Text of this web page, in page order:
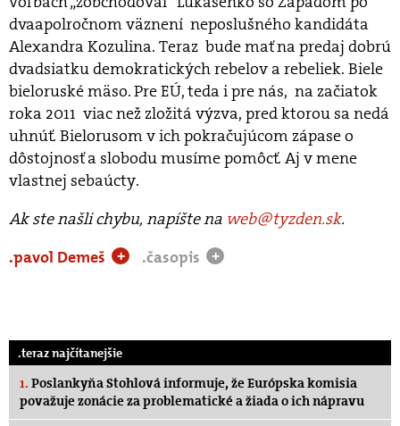
dvaapolročnom väznení neposlušného kandidáta
Alexandra Kozulina. Teraz bude mať na predaj dobrú
dvadsiatku demokratických rebelov a rebeliek. Biele
bieloruské mäso. Pre EÚ, teda i pre nás, na začiatok
roka 2011 viac než zložitá výzva, pred ktorou sa nedá
uhnúť. Bielorusom v ich pokračujúcom zápase o
dôstojnosť a slobodu musíme pomôcť. Aj v mene
vlastnej sebaúcty.
Ak ste našli chybu, napíšte na web@tyzden.sk.
.pavol Demeš
+ .časopis +
.teraz najčítanejšie
1. Poslankyňa Stohlová informuje, že Európska komisia
považuje zonácie za problematické a žiada o ich nápravu